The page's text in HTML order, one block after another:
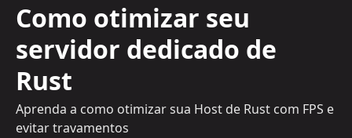
Como otimizar seu
servidor dedicado de
Rust
Aprenda a como otimizar sua Host de Rust com FPS e
evitar travamentos